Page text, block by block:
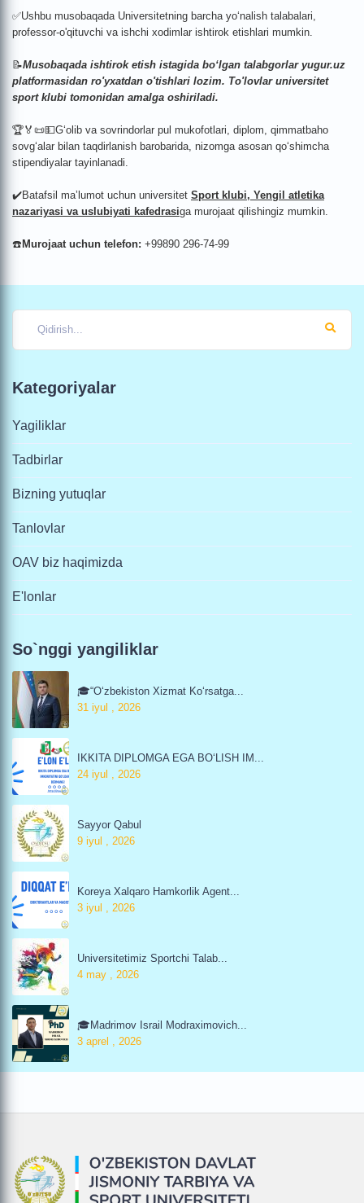
✅Ushbu musobaqada Universitetning barcha yo‘nalish talabalari,
professor-o'qituvchi va ishchi xodimlar ishtirok etishlari mumkin.
📝Musobaqada ishtirok etish istagida boʻlgan talabgorlar yugur.uz
platformasidan ro'yxatdan o'tishlari lozim. To'lovlar universitet
sport klubi tomonidan amalga oshiriladi.
🏆🏅📜💵Gʻolib va sovrindorlar pul mukofotlari, diplom, qimmatbaho
sovg‘alar bilan taqdirlanish barobarida, nizomga asosan qoʻshimcha
stipendiyalar tayinlanadi.
✔️Batafsil maʼlumot uchun universitet Sport klubi, Yengil atletika
nazariyasi va uslubiyati kafedrasiga murojaat qilishingiz mumkin.
☎️ Murojaat uchun telefon: +99890 296-74-99
Kategoriyalar
Yagiliklar
Tadbirlar
Bizning yutuqlar
Tanlovlar
OAV biz haqimizda
E'lonlar
So`nggi yangiliklar
🎓“O‘zbekiston Xizmat Ko‘rsatga...
31 iyul , 2026
IKKITA DIPLOMGA EGA BO‘LISH IM...
24 iyul , 2026
Sayyor Qabul
9 iyul , 2026
Koreya Xalqaro Hamkorlik Agent...
3 iyul , 2026
Universitetimiz Sportchi Talab...
4 may , 2026
🎓Madrimov Israil Modraximovich...
3 aprel , 2026